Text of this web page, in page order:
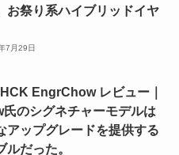
お祭り系ハイブリッドイヤ
7月29日
EngrChow レビュー｜
のシグネチャーモデルは
アップグレードを提供する
ルだった。